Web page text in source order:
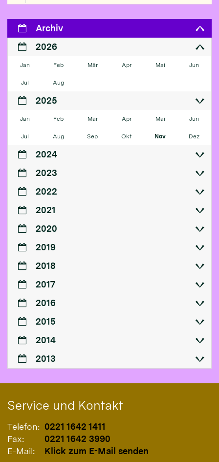
Archiv
2026
Jan Feb Mär Apr Mai Jun
Jul Aug
2025
Jan Feb Mär Apr Mai Jun
Jul Aug Sep Okt Nov Dez
2024
2023
2022
2021
2020
2019
2018
2017
2016
2015
2014
2013
Service und Kontakt
Telefon: 0221 1642 1411
Fax:
0221 1642 3990
E-Mail:
Klick zum E-Mail senden